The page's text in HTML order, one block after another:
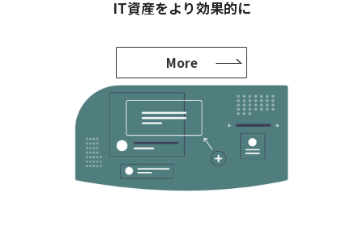
IT資産をより効果的に
More